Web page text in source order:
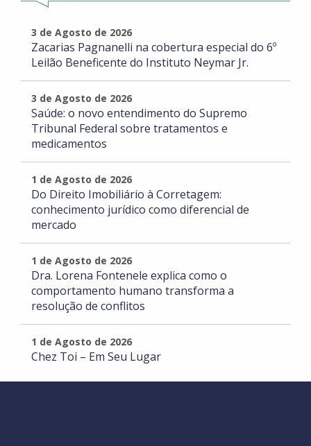
3 de Agosto de 2026
Zacarias Pagnanelli na cobertura especial do 6º
Leilão Beneficente do Instituto Neymar Jr.
3 de Agosto de 2026
Saúde: o novo entendimento do Supremo
Tribunal Federal sobre tratamentos e
medicamentos
1 de Agosto de 2026
Do Direito Imobiliário à Corretagem:
conhecimento jurídico como diferencial de
mercado
1 de Agosto de 2026
Dra. Lorena Fontenele explica como o
comportamento humano transforma a
resolução de conflitos
1 de Agosto de 2026
Chez Toi – Em Seu Lugar